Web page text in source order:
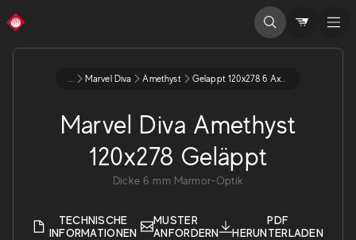
... Marvel Diva Amethyst Gelappt 120x278 6 Ax8p
Marvel Diva Amethyst
120x278 Geläppt
Dicke 6 mm Marmor-Optik
TECHNISCHE
INFORMATIONEN
MUSTER
ANFORDERN
PDF
HERUNTERLADEN